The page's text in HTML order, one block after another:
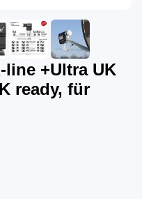
line +Ultra UK
ready, für